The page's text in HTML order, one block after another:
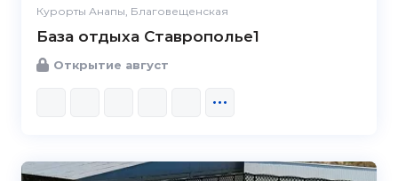
Курорты Анапы, Благовещенская
База отдыха Ставрополье1
Открытие август